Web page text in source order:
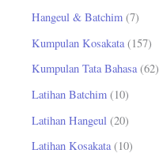
Hangeul & Batchim (7)
Kumpulan Kosakata(157)
Kumpulan Tata Bahasa(62)
Latihan Batchim (10)
Latihan Hangeul (20)
Latihan Kosakata(10)